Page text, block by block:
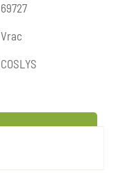
69727
Vrac
COSLYS